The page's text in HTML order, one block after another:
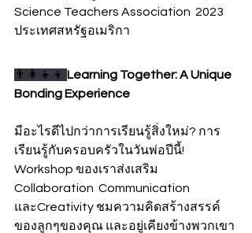
Science Teachers Association  2023
ประเทศสหรัฐอเมริกา
👨‍👩‍👧‍👦 Learning Together: A Unique
Bonding Experience
มีอะไรดีไปกว่าการเรียนรู้สิ่งใหม่? การ
เรียนรู้กับครอบครัวในวันพ่อปีนี้!
Workshop ของเราส่งเสริม
Collaboration  Communication
และCreativity ชมความคิดสร้างสรรค์
ของลูกๆของคุณ และอยู่เคียงข้างพวกเขา